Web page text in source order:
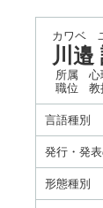
カワベ
川邉
所属
心
職位
教
言語種別
発行・発
形態種別